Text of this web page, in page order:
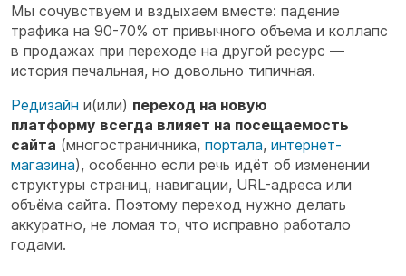
Мы сочувствуем и вздыхаем вместе: падение
трафика на 90-70% от привычного объема и коллапс
в продажах при переходе на другой ресурс —
история печальная, но довольно типичная.
Редизайн и(или) переход на новую
платформу всегда влияет на посещаемость
сайта (многостраничника, портала, интернет-
магазина), особенно если речь идёт об изменении
структуры страниц, навигации, URL-адреса или
объёма сайта. Поэтому переход нужно делать
аккуратно, не ломая то, что исправно работало
годами.